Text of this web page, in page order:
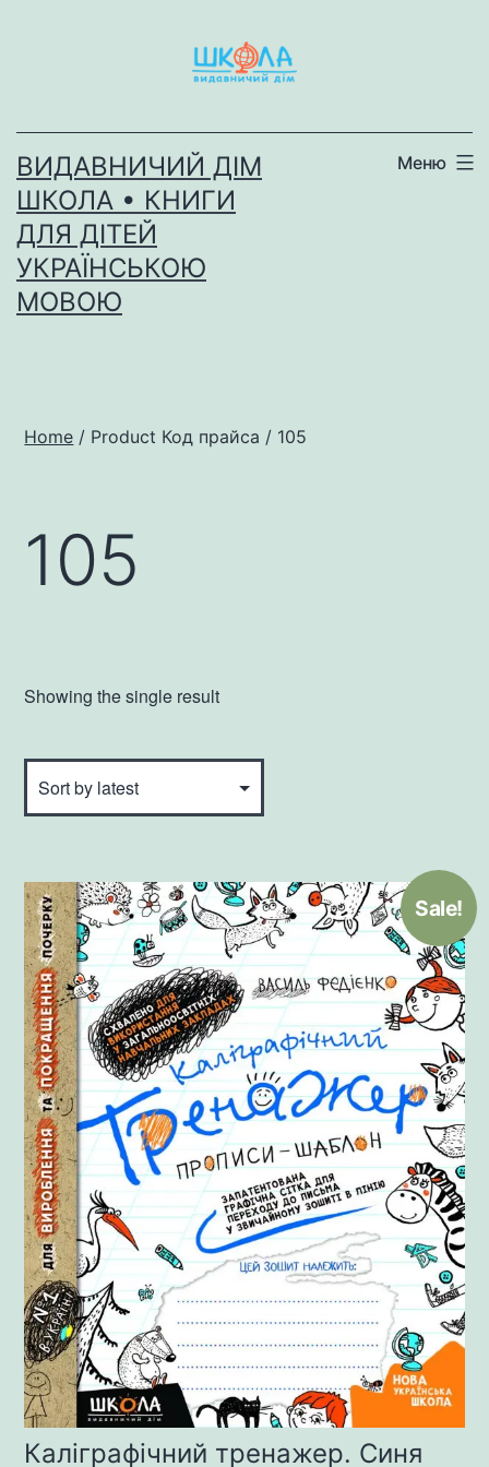
ВИДАВНИЧИЙ ДІМ
ШКОЛА • КНИГИ
ДЛЯ ДІТЕЙ
УКРАЇНСЬКОЮ
МОВОЮ
Меню
Home / Product Код прайса / 105
105
Showing the single result
Sale!
Каліграфічний тренажер. Синя